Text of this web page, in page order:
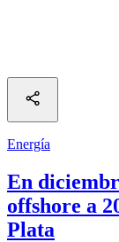
Energía
En
offshore a
Plata